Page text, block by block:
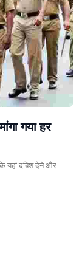
गया हर
यहां दबिश देने और